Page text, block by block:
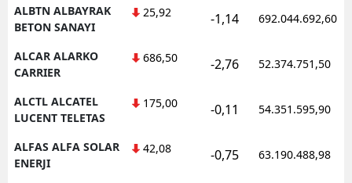
ALBTN ALBAYRAK
BETON SANAYI
25,92 -1,14 692.044.692,60
ALCAR ALARKO
CARRIER
686,50 -2,76 52.374.751,50
ALCTL ALCATEL
LUCENT TELETAS
175,00 -0,11 54.351.595,90
ALFAS ALFA SOLAR
ENERJI
42,08 -0,75 63.190.488,98